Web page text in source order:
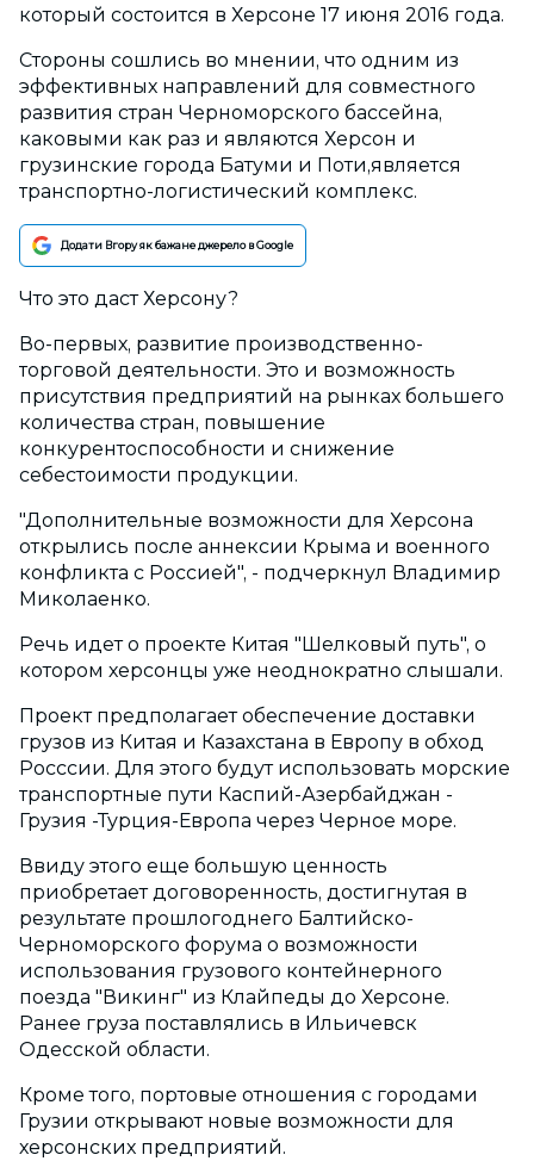
который состоится в Херсоне 17 июня 2016 года.
Стороны сошлись во мнении, что одним из
эффективных направлений для совместного
развития стран Черноморского бассейна,
каковыми как раз и являются Херсон и
грузинские города Батуми и Поти,является
транспортно-логистический комплекс.
Додати Вгору як бажане джерело в Google
Что это даст Херсону?
Во-первых, развитие производственно-
торговой деятельности. Это и возможность
присутствия предприятий на рынках большего
количества стран, повышение
конкурентоспособности и снижение
себестоимости продукции.
"Дополнительные возможности для Херсона
открылись после аннексии Крыма и военного
конфликта с Россией", - подчеркнул Владимир
Миколаенко.
Речь идет о проекте Китая "Шелковый путь", о
котором херсонцы уже неоднократно слышали.
Проект предполагает обеспечение доставки
грузов из Китая и Казахстана в Европу в обход
Росссии. Для этого будут использовать морские
транспортные пути Каспий-Азербайджан -
Грузия -Турция-Европа через Черное море.
Ввиду этого еще большую ценность
приобретает договоренность, достигнутая в
результате прошлогоднего Балтийско-
Черноморского форума о возможности
использования грузового контейнерного
поезда "Викинг" из Клайпеды до Херсоне.
Ранее груза поставлялись в Ильичевск
Одесской области.
Кроме того, портовые отношения с городами
Грузии открывают новые возможности для
херсонских предприятий.